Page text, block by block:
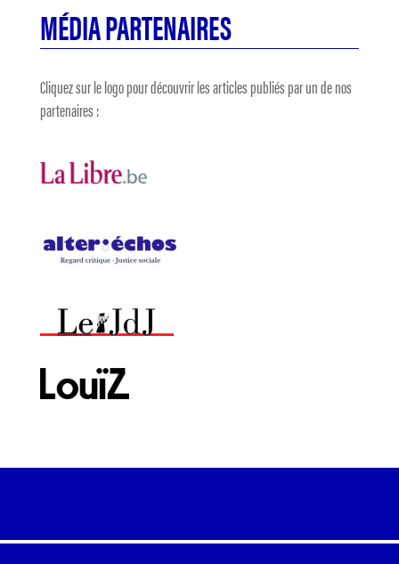
MÉDIA PARTENAIRES
Cliquez sur le logo pour découvrir les articles publiés par un de nos
partenaires :